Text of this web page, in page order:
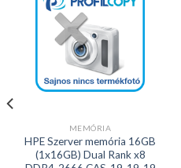
MEMÓRIA
HPE Szerver memória 16GB
(1x16GB) Dual Rank x8